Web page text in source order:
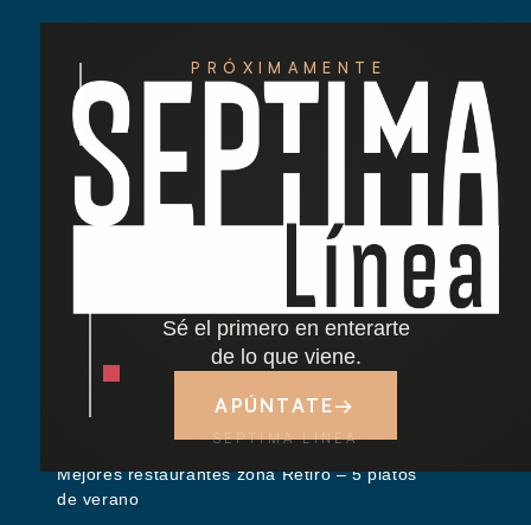
PRÓXIMAMENTE
Sé el primero en enterarte
de lo que viene.
APÚNTATE→
SÉPTIMA LÍNEA
Redescubre las tardes del Retiro: nuestra
nueva carta de cócteles ha llegado
Cocido madrileño: tradición y sabor junto al
Dónde comer cerca del Parque del Retiro en
Madrid
Tapas y terraza junto al Retiro
Mejores restaurantes zona Retiro – 5 platos
de verano